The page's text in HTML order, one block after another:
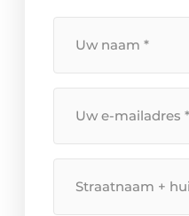
naam*
mailadres*